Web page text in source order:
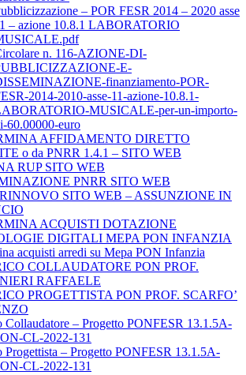
– POR FESR 2014 – 2020 asse
– azione 10.8.1 LABORATORIO
n. 116-AZIONE-DI-
E-
finanziamento-POR-
2014-2010-asse-11-azione-10.8.1-
MUSICALE-per-un-importo-
60.00000-euro
AFFIDAMENTO DIRETTO
o da PNRR 1.4.1 – SITO WEB
RUP SITO WEB
PNRR SITO WEB
SITO WEB – ASSUNZIONE IN
ACQUISTI DOTAZIONE
DIGITALI MEPA PON INFANZIA
acquisti arredi su Mepa PON Infanzia
COLLAUDATORE PON PROF.
RAFFAELE
PROGETTISTA PON PROF. SCARFO’
Collaudatore – Progetto PONFESR 13.1.5A-
CL-2022-131
Progettista – Progetto PONFESR 13.1.5A-
CL-2022-131